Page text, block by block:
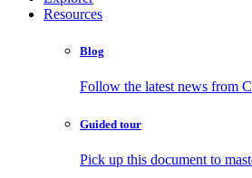
Resources
Blog
Follow the latest news from
Guided tour
Pick up this document to